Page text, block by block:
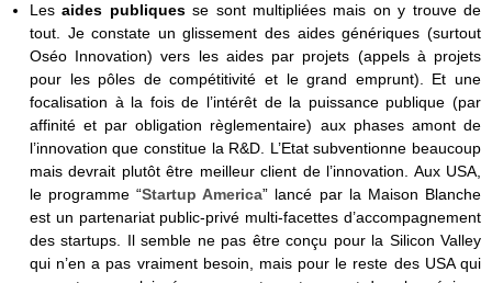
Lesaides publiquesse sont multipliées mais on y trouve de
tout. Je constate un glissement des aides génériques (surtout
Oséo Innovation) vers les aides par projets (appels à projets
pour les pôles de compétitivité et le grand emprunt). Et une
focalisation à la fois de l’intérêt de la puissance publique (par
affinité et par obligation règlementaire) aux phases amont de
l’innovation que constitue la R&D. L’Etat subventionne beaucoup
mais devrait plutôt être meilleur client de l’innovation. Aux USA,
le programme “Startup America” lancé par la Maison Blanche
est un partenariat public-privé multi-facettes d’accompagnement
des startups. Il semble ne pas être conçu pour la Silicon Valley
qui n’en a pas vraiment besoin, mais pour le reste des USA qui